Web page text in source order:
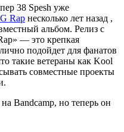
38 Spesh уже
Rap несколько лет назад ,
альбом. Релиз с
— это крепкая
подойдет для фанатов
такие ветераны как Kool
совместные проекты
Bandcamp, но теперь он